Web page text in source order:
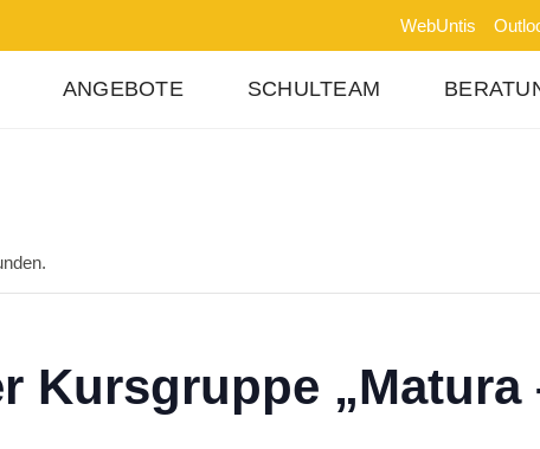
WebUntis
ANGEBOTE SCHULTEAM
Kursgruppe „Matura